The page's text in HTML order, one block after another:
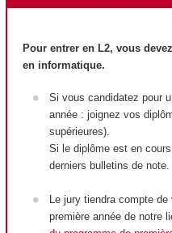
Pour entrer en L2, vous
en informatique.
Si vous candidatez pour
année : joignez vos
supérieures).
Si le diplôme est en
derniers bulletins de note.
Le jury tiendra compte
première année de notre